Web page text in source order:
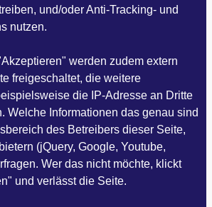
und/oder Anti-Tracking- und
nutzen.
werden zudem extern
freigeschaltet, die weitere
die IP-Adresse an Dritte
Welche Informationen das genau sind
des Betreibers dieser Seite,
(jQuery, Google, Youtube,
Wer das nicht möchte, klickt
und verlässt die Seite.